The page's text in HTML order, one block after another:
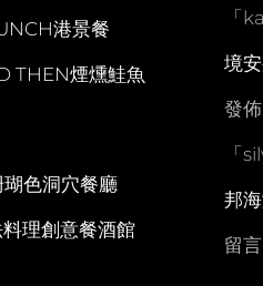
港景餐
THEN煙燻鮭魚
色洞穴餐廳
理創意餐酒館
「
境
發
「
邦
留言